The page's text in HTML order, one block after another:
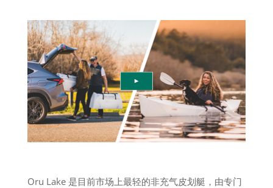
Oru Lake 是目前市场上最轻的非充气皮划艇，由专门